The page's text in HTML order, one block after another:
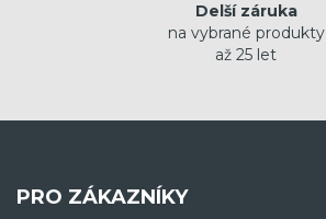
Delší záruka
na vybrané produkty
až 25 let
PRO ZÁKAZNÍKY